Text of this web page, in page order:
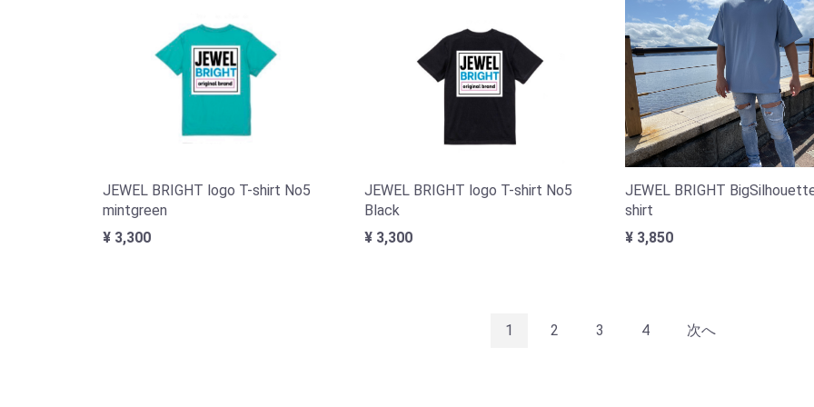
JEWEL BRIGHT logo T-shirt No5
mintgreen
¥ 3,300
JEWEL BRIGHT logo T-shirt No5
Black
¥ 3,300
JEWEL BRIGHT
shirt
¥ 3,850
1 2 3 4 次へ